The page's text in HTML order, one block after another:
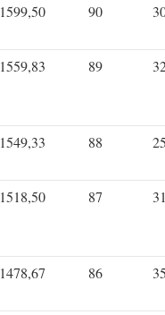
1599,50 90
1559,83 89
1549,33 88
1518,50 87
1478,67 86